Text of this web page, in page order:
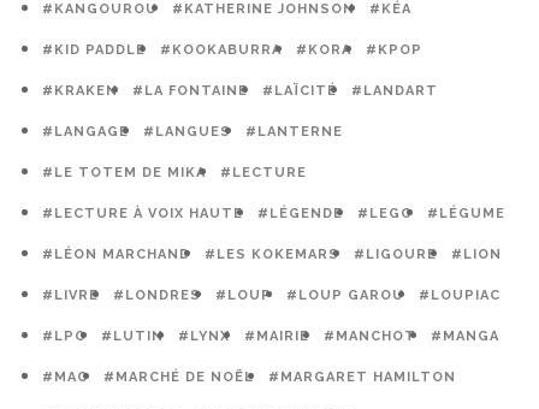
#KANGOUROU #KATHERINE JOHNSON #KÉA
#KID PADDLE #KOOKABURRA #KORA #KPOP
#KRAKEN #LA FONTAINE #LAÏCITÉ #LANDART
#LANGAGE #LANGUES #LANTERNE
#LE TOTEM DE MIKA #LECTURE
#LECTURE À VOIX HAUTE #LÉGENDE #LEGO #LÉGUME
#LÉON MARCHAND #LES KOKEMARS #LIGOURE #LION
#LIVRE #LONDRES #LOUP #LOUP GAROU #LOUPIAC
#LPO #LUTIN #LYNX #MAIRIE #MANCHOT #MANGA
#MAO #MARCHÉ DE NOËL #MARGARET HAMILTON